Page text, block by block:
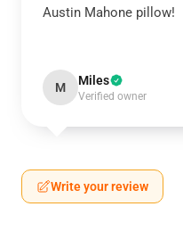
Austin Mahone pillow!
M Miles
Verified owner
Write your review